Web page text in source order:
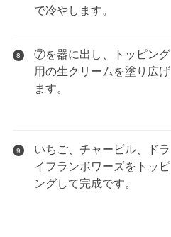
で冷やします。
8
⑦を器に出し、トッピング
用の生クリームを塗り広げ
ます。
9
いちご、チャービル、ドラ
イフランボワーズをトッピ
ングして完成です。